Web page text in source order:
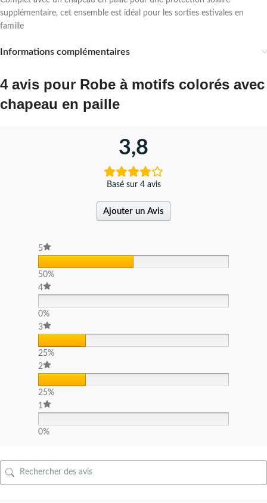
supplémentaire, cet ensemble est idéal pour les sorties estivales en
famille
Informations complémentaires
4 avis pour Robe à motifs colorés avec
chapeau en paille
3,8
Basé sur 4 avis
Ajouter un Avis
5
50%
4
0%
3
25%
2
25%
1
0%